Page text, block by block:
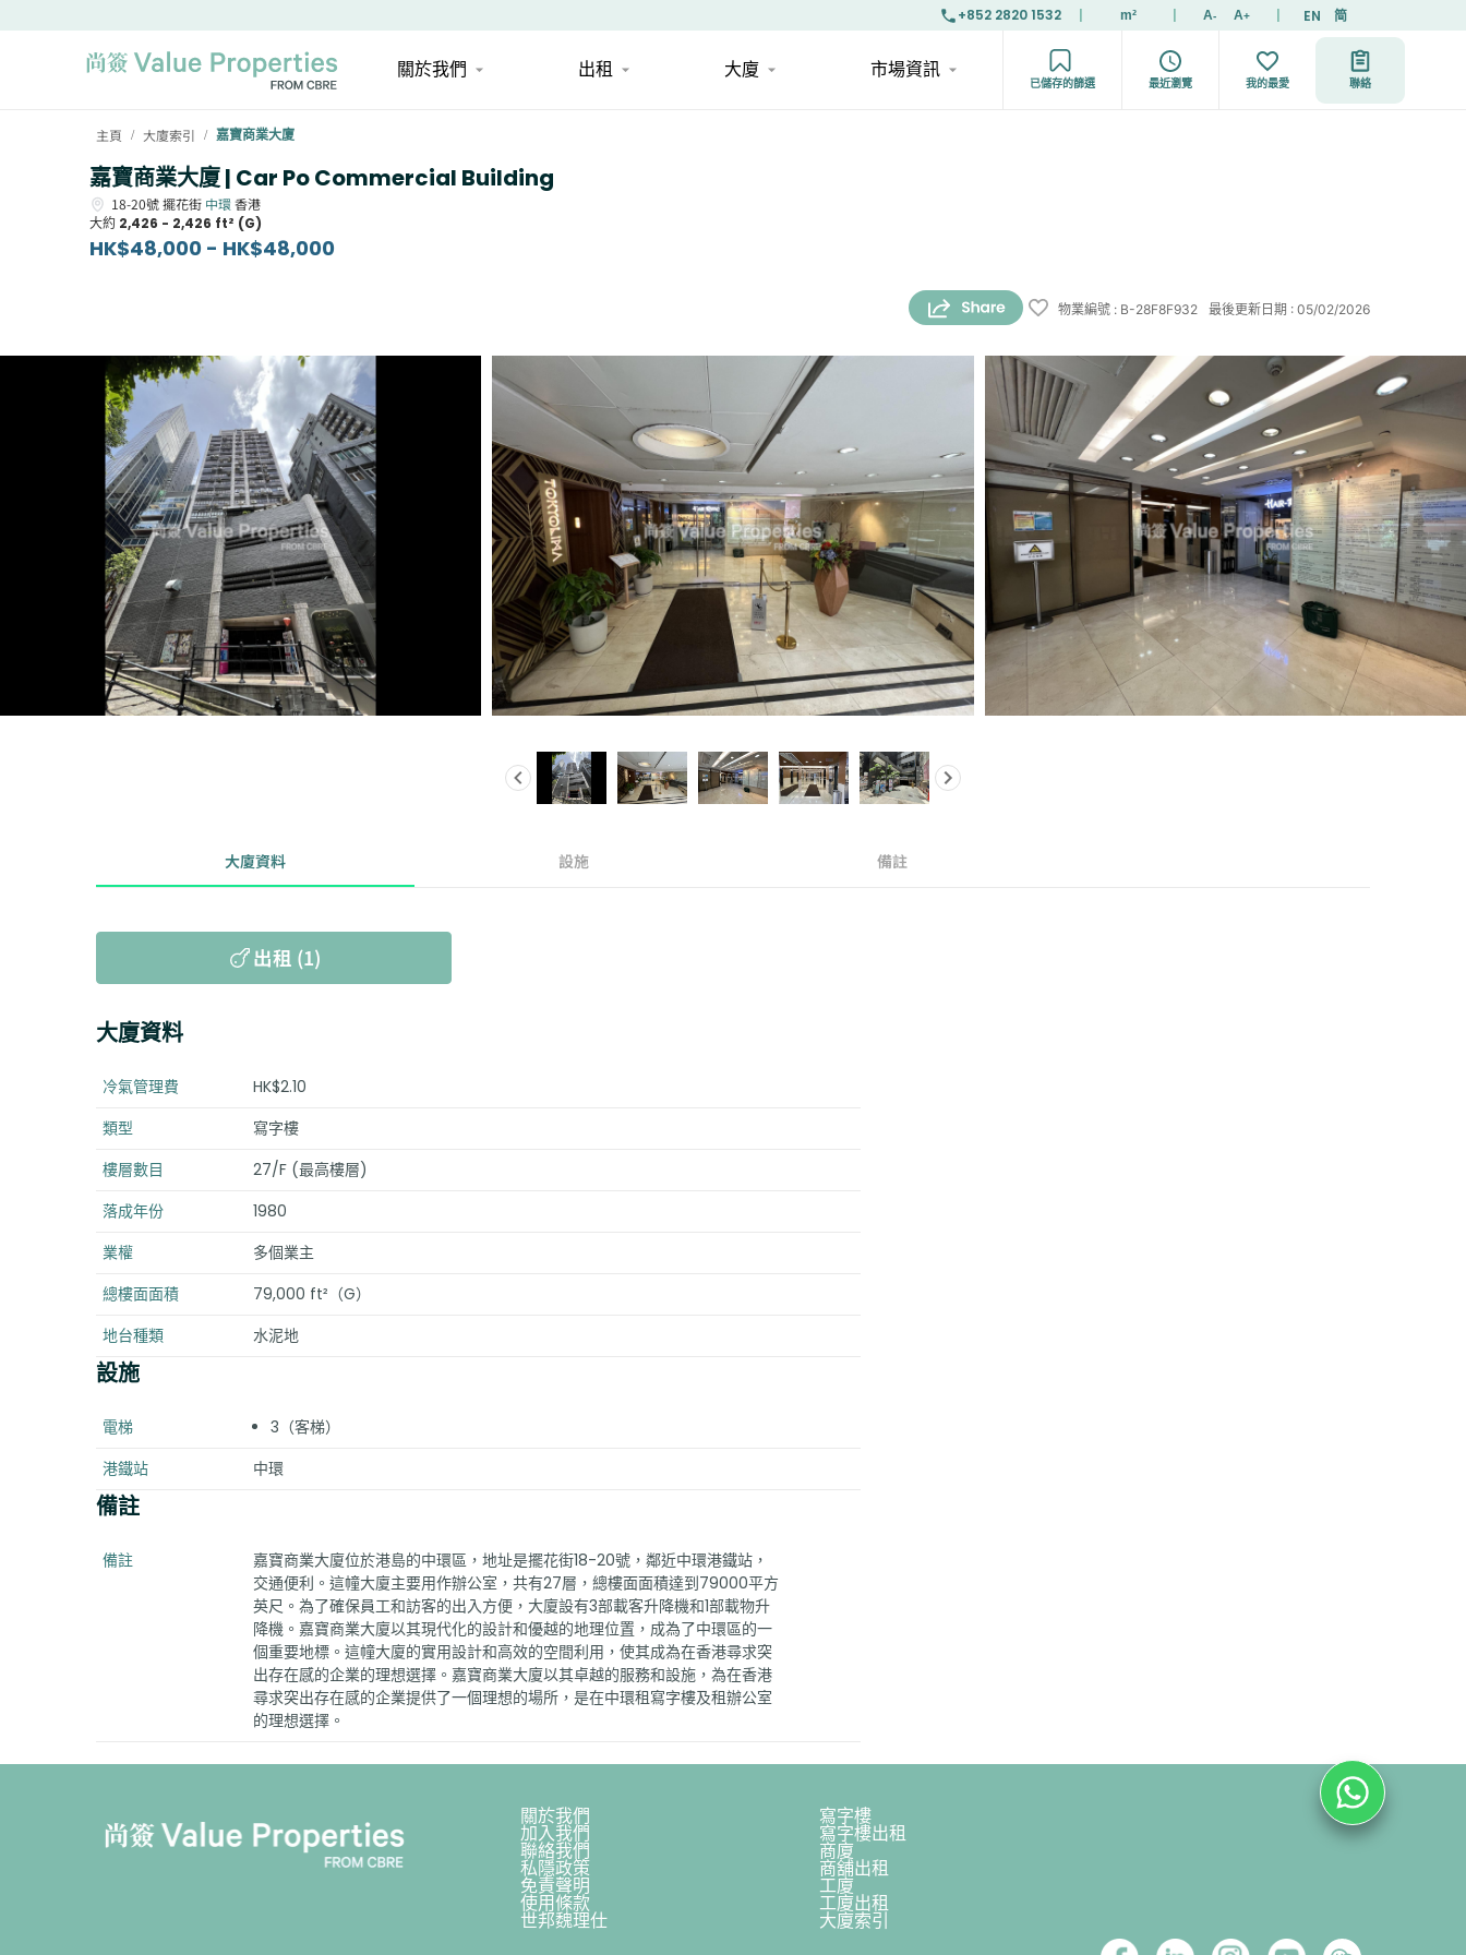
+852 2820 1532 m² A- A+ EN 简
關於我們 出租 大廈 市場資訊
已儲存的篩選 最近瀏覽 我的最愛 聯絡
主頁 / 大廈索引 / 嘉寶商業大廈
嘉寶商業大廈 | Car Po Commercial Building
18-20號擺花街 中環香港
大約 2,426 - 2,426 ft² (G)
HK$48,000 - HK$48,000
物業編號 : B-28F8F932 最後更新日期 : 05/02/2026
大廈資料 設施 備註
出租 (1)
大廈資料
冷氣管理費
HK$2.10
類型
寫字樓
樓層數目
27/F (最高樓層)
落成年份
1980
業權
多個業主
總樓面面積
79,000 ft²（G）
地台種類
水泥地
設施
電梯
3（客梯）
港鐵站
中環
備註
備註
嘉寶商業大廈位於港島的中環區，地址是擺花街18-20號，鄰近中環港鐵站，
交通便利。這幢大廈主要用作辦公室，共有27層，總樓面面積達到79000平方
英尺。為了確保員工和訪客的出入方便，大廈設有3部載客升降機和1部載物升
降機。嘉寶商業大廈以其現代化的設計和優越的地理位置，成為了中環區的一
個重要地標。這幢大廈的實用設計和高效的空間利用，使其成為在香港尋求突
出存在感的企業的理想選擇。嘉寶商業大廈以其卓越的服務和設施，為在香港
尋求突出存在感的企業提供了一個理想的場所，是在中環租寫字樓及租辦公室
的理想選擇。
關於我們 寫字樓
加入我們 寫字樓出租
聯絡我們 商廈
私隱政策 商舖出租
免責聲明 工廈
使用條款 工廈出租
世邦魏理仕 大廈索引